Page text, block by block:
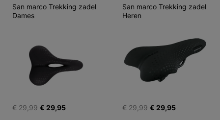
San marco Trekking zadel
Dames
€ 29,99 € 29,95
San marco Trekking zadel
Heren
€ 29,99 € 29,95